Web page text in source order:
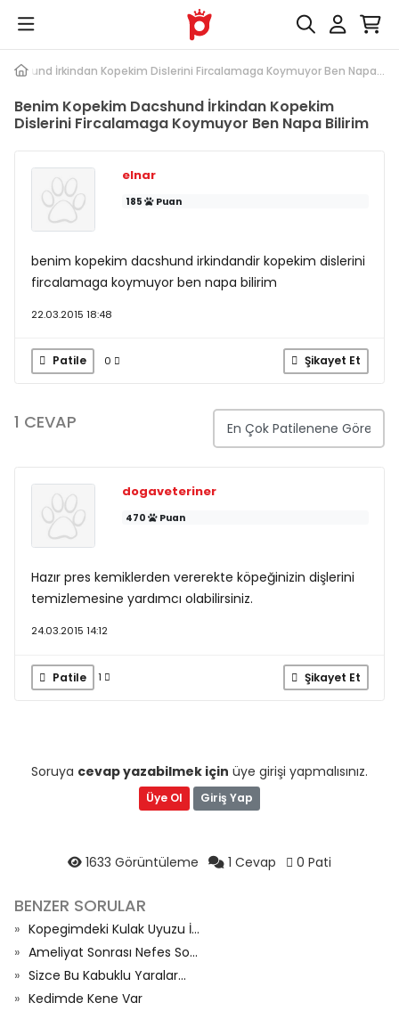
İrkindan Kopekim Dislerini Fircalamaga Koymuyor Ben Napa...
Benim Kopekim Dacshund İrkindan Kopekim
Dislerini Fircalamaga Koymuyor Ben Napa Bilirim
elnar
185 Puan
benim kopekim dacshund irkindandir kopekim dislerini
fircalamaga koymuyor ben napa bilirim
22.03.2015 18:48
Patile 0 Şikayet Et
1 CEVAP
dogaveteriner
470 Puan
Hazır pres kemiklerden vererekte köpeğinizin dişlerini
temizlemesine yardımcı olabilirsiniz.
24.03.2015 14:12
Patile 1 Şikayet Et
Soruya cevap yazabilmek için üye girişi yapmalısınız.
Üye Ol Giriş Yap
1633 Görüntüleme 1 Cevap 0 Pati
BENZER SORULAR
Kopegimdeki Kulak Uyuzu İ...
Ameliyat Sonrası Nefes So...
Sizce Bu Kabuklu Yaralar...
Kedimde Kene Var